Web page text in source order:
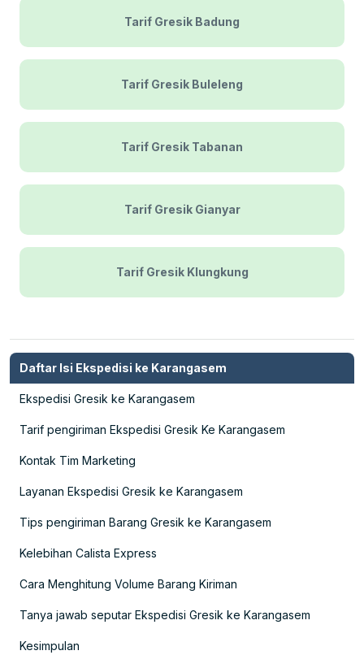
Tarif Gresik Badung
Tarif Gresik Buleleng
Tarif Gresik Tabanan
Tarif Gresik Gianyar
Tarif Gresik Klungkung
Daftar Isi Ekspedisi ke Karangasem
Ekspedisi Gresik ke Karangasem
Tarif pengiriman Ekspedisi Gresik Ke Karangasem
Kontak Tim Marketing
Layanan Ekspedisi Gresik ke Karangasem
Tips pengiriman Barang Gresik ke Karangasem
Kelebihan Calista Express
Cara Menghitung Volume Barang Kiriman
Tanya jawab seputar Ekspedisi Gresik ke Karangasem
Kesimpulan